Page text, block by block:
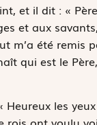
et il dit : «
et aux
m’a été remis
qui est le
les